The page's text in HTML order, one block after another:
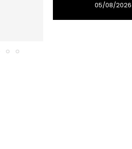
05/08/2026